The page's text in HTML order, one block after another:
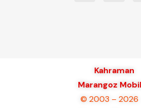
Kahraman
Marangoz
© 2003 –